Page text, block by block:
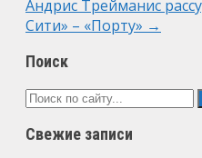
Андрис Трейманис
Сити» – «Порту» →
Поиск
Свежие записи